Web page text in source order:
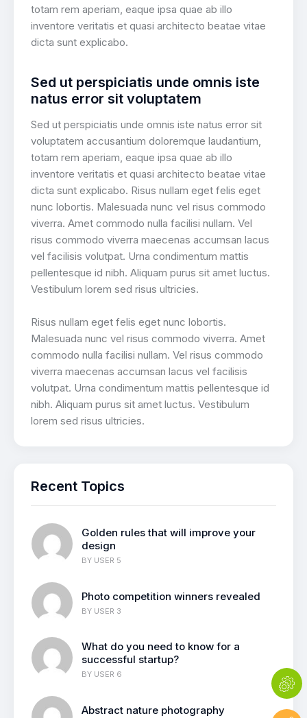
totam rem aperiam, eaque ipsa quae ab illo
inventore veritatis et quasi architecto beatae vitae
dicta sunt explicabo.
Sed ut perspiciatis unde omnis iste
natus error sit voluptatem
Sed ut perspiciatis unde omnis iste natus error sit
voluptatem accusantium doloremque laudantium,
totam rem aperiam, eaque ipsa quae ab illo
inventore veritatis et quasi architecto beatae vitae
dicta sunt explicabo. Risus nullam eget felis eget
nunc lobortis. Malesuada nunc vel risus commodo
viverra. Amet commodo nulla facilisi nullam. Vel
risus commodo viverra maecenas accumsan lacus
vel facilisis volutpat. Urna condimentum mattis
pellentesque id nibh. Aliquam purus sit amet luctus.
Vestibulum lorem sed risus ultricies.
Risus nullam eget felis eget nunc lobortis.
Malesuada nunc vel risus commodo viverra. Amet
commodo nulla facilisi nullam. Vel risus commodo
viverra maecenas accumsan lacus vel facilisis
volutpat. Urna condimentum mattis pellentesque id
nibh. Aliquam purus sit amet luctus. Vestibulum
lorem sed risus ultricies.
Recent Topics
Golden rules that will improve your
design
BY USER 5
Photo competition winners revealed
BY USER 3
What do you need to know for a
successful startup?
BY USER 6
Abstract nature photography